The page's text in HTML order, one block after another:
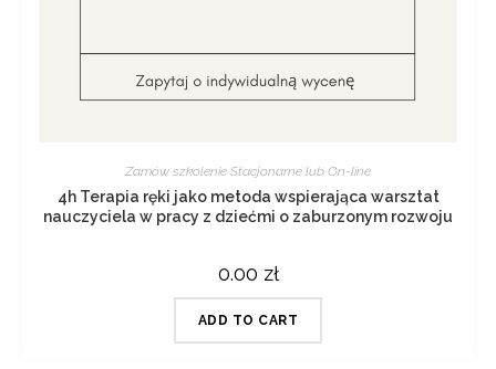
Zamów szkolenie Stacjonarne lub On-line
4h Terapia ręki jako metoda wspierająca warsztat
nauczyciela w pracy z dziećmi o zaburzonym rozwoju
0.00 zł
ADD TO CART